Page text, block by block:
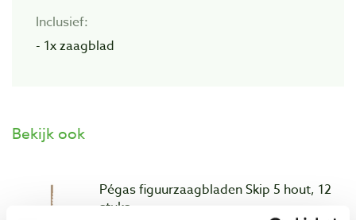
Inclusief:
- 1x zaagblad
Bekijk ook
Pégas figuurzaagbladen Skip 5 hout, 12
stuks